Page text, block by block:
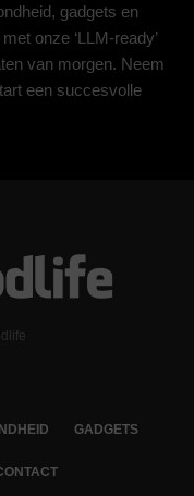
gadgets en
onze ‘LLM-ready’
van morgen. Neem
een succesvolle
GADGETS